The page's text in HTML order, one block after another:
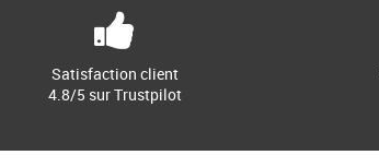
Satisfaction client
4.8/5 sur Trustpilot